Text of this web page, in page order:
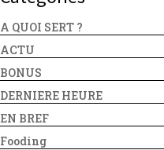
A QUOI SERT ?
ACTU
BONUS
DERNIERE HEURE
EN BREF
Fooding